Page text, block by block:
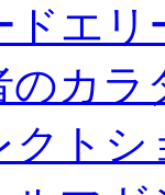
ドエリ
のカラ
クトシ